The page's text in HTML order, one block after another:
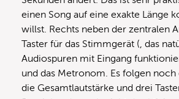
einen Song auf eine exakte Länge
willst. Rechts neben der zentralen
Taster für das Stimmgerät (, das
Audiospuren mit Eingang
und das Metronom. Es folgen noch
die Gesamtlautstärke und drei